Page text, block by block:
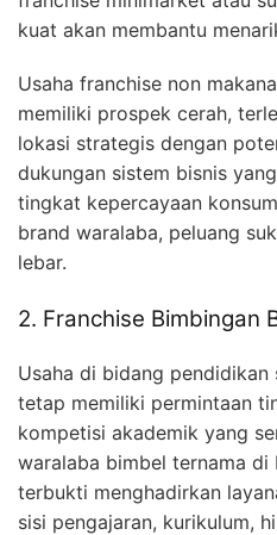
kuat akan membantu
Usaha franchise non
memiliki prospek cerah,
lokasi strategis dengan
dukungan sistem bisnis
tingkat kepercayaan
brand waralaba, peluang
lebar.
2. Franchise Bimbingan
Usaha di bidang
tetap memiliki permintaan
kompetisi akademik yang
waralaba bimbel ternama di
terbukti menghadirkan
sisi pengajaran, kurikulum,